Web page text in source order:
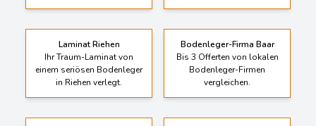
Laminat Riehen
Ihr Traum-Laminat von
einem seriösen Bodenleger
in Riehen verlegt.
Bodenleger-Firma Baar
Bis 3 Offerten von lokalen
Bodenleger-Firmen
vergleichen.